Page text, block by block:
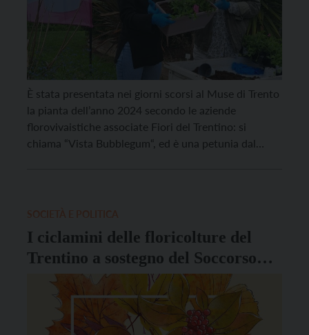
È stata presentata nei giorni scorsi al Muse di Trento
la pianta dell’anno 2024 secondo le aziende
florovivaistiche associate Fiori del Trentino: si
chiama “Vista Bubblegum“, ed è una petunia dal
I ciclamini delle floricolture del
Trentino a sostegno del Soccorso
Alpino